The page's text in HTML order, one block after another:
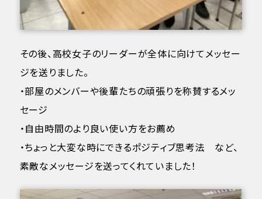
その後、高校女子のリーダーが全体に向けてメッセー
ジを送りました。
・部屋のメンバーや後輩たちの頑張りを称賛するメッ
セージ
・自由時間のより良い使い方をお薦め
・ちょっと大変な時にできるポジティブ思考法 など、
素敵なメッセージを送ってくれていました！